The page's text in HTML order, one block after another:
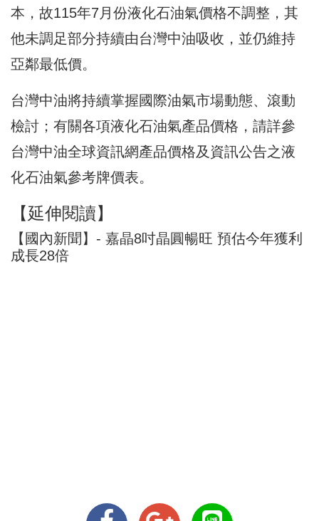
本，故115年7月份液化石油氣價格不調整，其
他未調足部分持續由台灣中油吸收，並仍維持
亞鄰最低價。
台灣中油將持續掌握國際油氣市場動態、滾動
檢討；有關各項液化石油氣產品價格，請詳參
台灣中油全球資訊網產品價格及資訊公告之液
化石油氣參考牌價表。
【延伸閱讀】
【國內新聞】- 嘉晶8吋晶圓暢旺 預估今年獲利
成長28倍